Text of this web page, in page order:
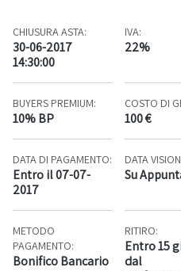
CHIUSURA ASTA:
30-06-2017
14:30:00
IVA:
22%
BUYERS PREMIUM:
10% BP
COSTO DI
100 €
DATA DI PAGAMENTO:
Entro il 07-07-
2017
DATA
Su
METODO
PAGAMENTO:
Bonifico Bancario
RITIRO:
Entro 15
dal